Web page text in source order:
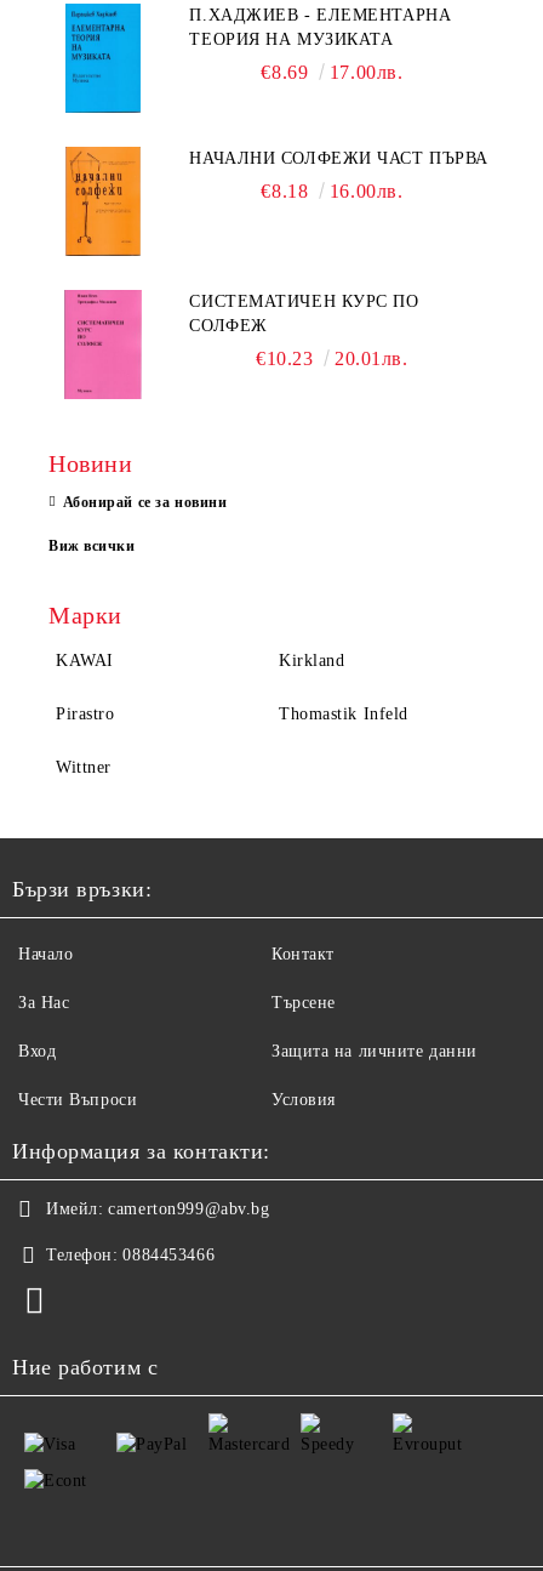
П.ХАДЖИЕВ - ЕЛЕМЕНТАРНА
ТЕОРИЯ НА МУЗИКАТА
€8.69 17.00лв.
НАЧАЛНИ СОЛФЕЖИ ЧАСТ ПЪРВА
€8.18 16.00лв.
СИСТЕМАТИЧЕН КУРС ПО
СОЛФЕЖ
€10.23 20.01лв.
Новини
Абонирай се за новини
Виж всички
Марки
KAWAI Kirkland
Pirastro Thomastik Infeld
Wittner
Бързи връзки:
Начало
За Нас
Вход
Чести Въпроси
Контакт
Търсене
Защита на личните данни
Условия
Информация за контакти:
Имейл: camerton999@abv.bg
Телефон: 0884453466
Ние работим с